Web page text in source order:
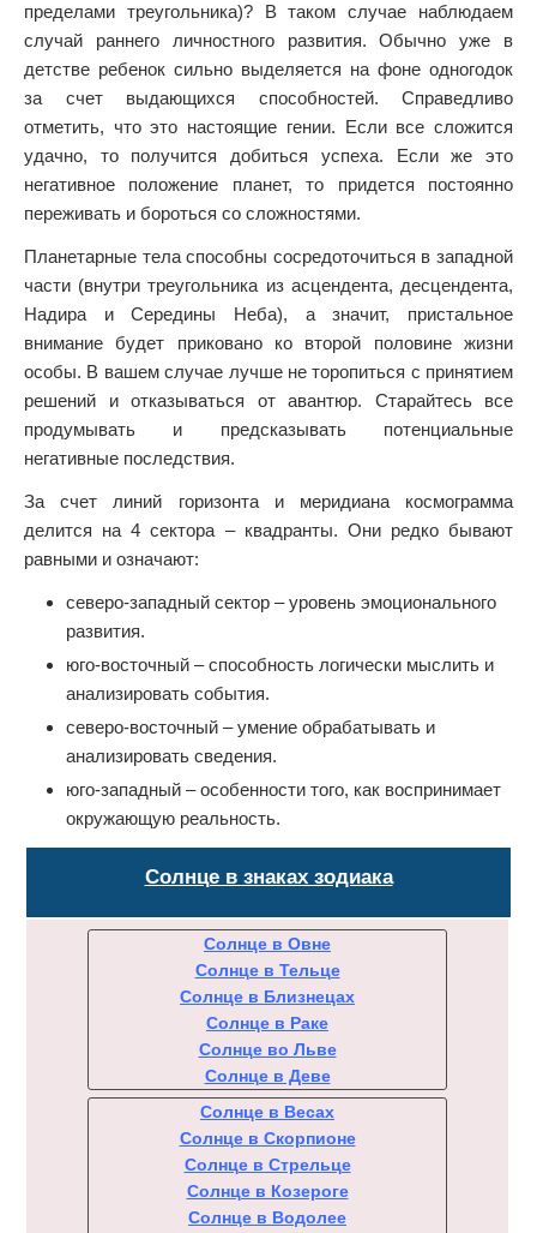
пределами треугольника)? В таком случае наблюдаем
случай раннего личностного развития. Обычно уже в
детстве ребенок сильно выделяется на фоне одногодок
за счет выдающихся способностей. Справедливо
отметить, что это настоящие гении. Если все сложится
удачно, то получится добиться успеха. Если же это
негативное положение планет, то придется постоянно
переживать и бороться со сложностями.
Планетарные тела способны сосредоточиться в западной
части (внутри треугольника из асцендента, десцендента,
Надира и Середины Неба), а значит, пристальное
внимание будет приковано ко второй половине жизни
особы. В вашем случае лучше не торопиться с принятием
решений и отказываться от авантюр. Старайтесь все
продумывать и предсказывать потенциальные
негативные последствия.
За счет линий горизонта и меридиана космограмма
делится на 4 сектора – квадранты. Они редко бывают
равными и означают:
северо-западный сектор – уровень эмоционального
развития.
юго-восточный – способность логически мыслить и
анализировать события.
северо-восточный – умение обрабатывать и
анализировать сведения.
юго-западный – особенности того, как воспринимает
окружающую реальность.
Солнце в знаках зодиака
Солнце в Овне
Солнце в Тельце
Солнце в Близнецах
Солнце в Раке
Солнце во Льве
Солнце в Деве
Солнце в Весах
Солнце в Скорпионе
Солнце в Стрельце
Солнце в Козероге
Солнце в Водолее